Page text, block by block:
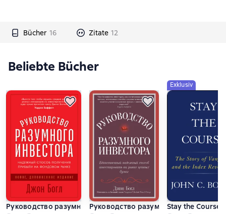
Bücher 16 Zitate 12
Beliebte Bücher
Руководство разумного инвестора. Надежный способ
Руководство разумного инвестора.
Exklusiv
Stay the